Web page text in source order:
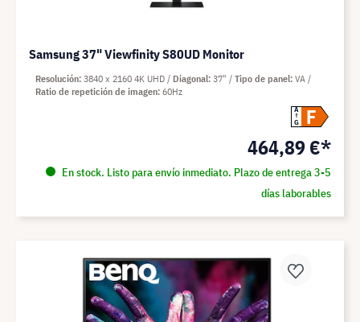
Samsung 37" Viewfinity S80UD Monitor
A
G
F
464,89 €*
En stock. Listo para envío inmediato. Plazo de entrega 3-5
días laborables
Resolución 3840 x 2160 4K UHD Diagonal 37" Tipo de panel VA
Ratio de repetición de imagen 60Hz